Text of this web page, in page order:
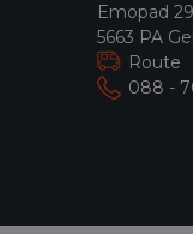
Emopad 29
5663 PA
Route
088 -